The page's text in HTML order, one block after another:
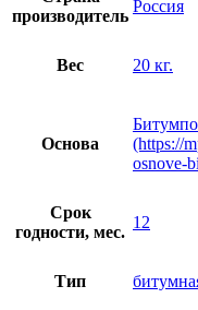
производитель
Россия
Вес 20 кг.
Основа
(https://
osnove-
Срок
годности, мес.
12
Тип